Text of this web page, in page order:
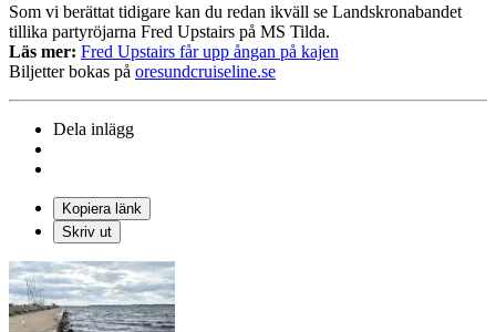
Som vi berättat tidigare kan du redan ikväll se Landskronabandet
tillika partyröjarna Fred Upstairs på MS Tilda.
Läs mer: Fred Upstairs får upp ångan på kajen
Biljetter bokas på oresundcruiseline.se
Dela inlägg
Kopiera länk
Skriv ut